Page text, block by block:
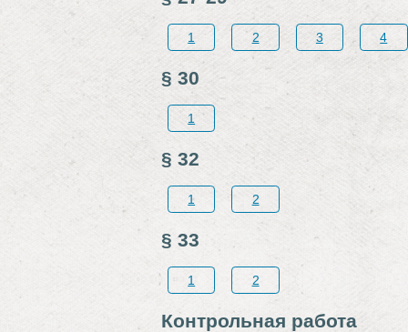
1 2 3 4
§ 30
1
§ 32
1 2
§ 33
1 2
Контрольная работа